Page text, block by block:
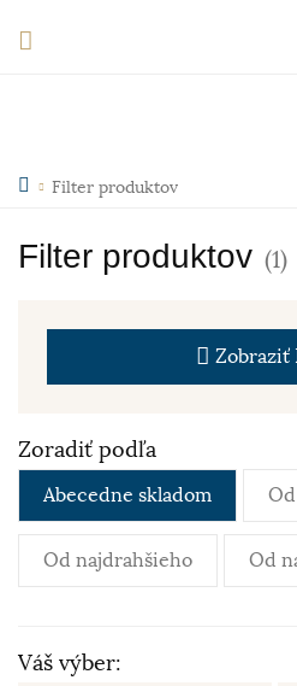
Filter produktov
Filter produktov (1)
Zobraziť
Zoradiť podľa
Abecedne skladom
Od najdrahšieho Od
Váš výber: